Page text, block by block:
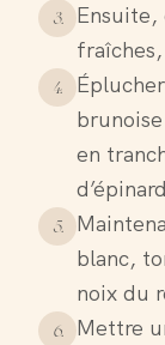
3.
Ensuite,
4.
en
5.
blanc,
noix du
6.
Mettre